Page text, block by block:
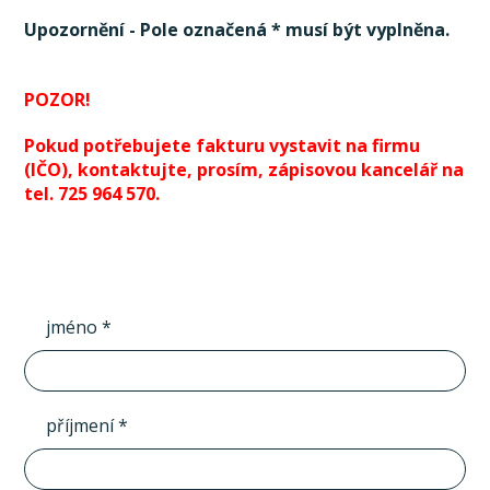
Upozornění - Pole označená * musí být vyplněna.
POZOR!
Pokud potřebujete fakturu vystavit na firmu
(IČO), kontaktujte, prosím, zápisovou kancelář na
tel. 725 964 570.
jméno *
příjmení *